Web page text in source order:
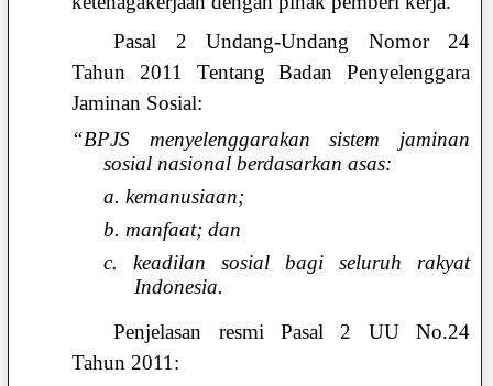
Pasal 2 Undang-Undang Nomor 24
Tahun 2011 Tentang Badan Penyelenggara
Jaminan Sosial:
“BPJS menyelenggarakan sistem jaminan
sosial nasional berdasarkan asas:
a. kemanusiaan;
b. manfaat; dan
c. keadilan sosial bagi seluruh rakyat
Indonesia.
Penjelasan resmi Pasal 2 UU No.24
Tahun 2011: